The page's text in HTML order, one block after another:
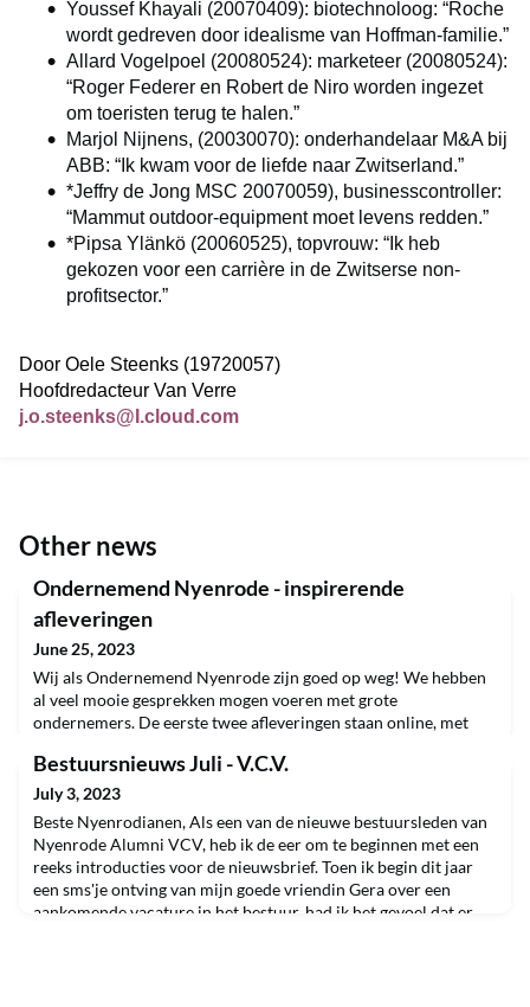
Youssef Khayali (20070409): biotechnoloog: “Roche
wordt gedreven door idealisme van Hoffman-familie.”
Allard Vogelpoel (20080524): marketeer (20080524):
“Roger Federer en Robert de Niro worden ingezet
om toeristen terug te halen.”
Marjol Nijnens, (20030070): onderhandelaar M&A bij
ABB: “Ik kwam voor de liefde naar Zwitserland.”
*Jeffry de Jong MSC 20070059), businesscontroller:
“Mammut outdoor-equipment moet levens redden.”
*Pipsa Ylänkö (20060525), topvrouw: “Ik heb
gekozen voor een carrière in de Zwitserse non-
profitsector.”
Door Oele Steenks (19720057)
Hoofdredacteur Van Verre
j.o.steenks@I.cloud.com
Other news
Ondernemend Nyenrode - inspirerende
afleveringen
June 25, 2023
Wij als Ondernemend Nyenrode zijn goed op weg! We hebben
al veel mooie gesprekken mogen voeren met grote
ondernemers. De eerste twee afleveringen staan online, met
week komt onze derde Podcast online, met als gast Jasper
Lijfering van AmsterdamVintageWatches. Ook een leuk en
inspirerend verhaal gedreven uit passie. Voor komende zomer
staan
Bestuursnieuws Juli - V.C.V.
July 3, 2023
Beste Nyenrodianen, Als een van de nieuwe bestuursleden van
Nyenrode Alumni VCV, heb ik de eer om te beginnen met een
reeks introducties voor de nieuwsbrief. Toen ik begin dit jaar
een sms'je ontving van mijn goede vriendin Gera over een
aankomende vacature in het bestuur, had ik het gevoel dat er